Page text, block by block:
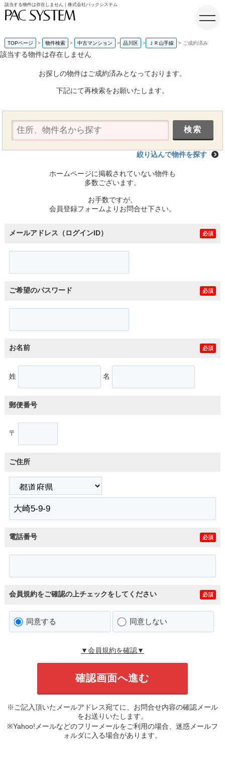
該当する物件は存在しません｜株式会社パックシステム
ホーム
TOPページ 物件検索 中古マンション 品川区 ＪＲ山手線 ご成約済み
該当する物件は存在しません
お探しの物件はご成約済みとなっております。
下記にて再検索をお願いたします。
絞り込んで物件を探す
ホームページに掲載されていない物件も
多数ございます。
お手数ですが、
会員登録フォームよりお問合せ下さい。
メールアドレス（ログインID） 必須
ご希望のパスワード 必須
お名前 必須
姓 名
郵便番号
〒
ご住所
電話番号 必須
会員規約をご確認の上チェックをしてください 必須
同意する 同意しない
▼会員規約を確認▼
※ご記入頂いたメールアドレス宛てに、お問合せ内容の確認メール
をお送りいたします。
※Yahoo!メールなどのフリーメールをご利用の場合、迷惑メールフ
ォルダに入る場合があります。